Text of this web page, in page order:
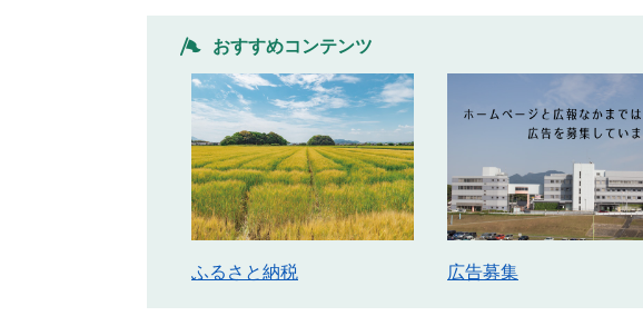
おすすめコンテンツ
ふるさと納税 広告募集